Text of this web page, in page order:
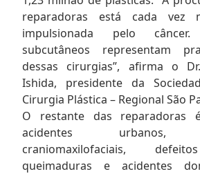
reparadoras está cada
impulsionada pelo
subcutâneos representam
dessas cirurgias”, afirma o
Ishida, presidente da
Cirurgia Plástica – Regional São
O restante das reparadoras
acidentes urbanos,
craniomaxilofaciais,
queimaduras e acidentes